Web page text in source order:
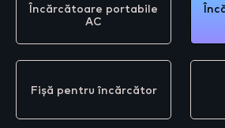
Încărcătoare portabile
AC
Fișă pentru încărcător